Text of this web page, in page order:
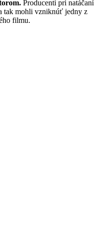
Producenti pri natáčaní
tak mohli vzniknúť jedny z
filmu.